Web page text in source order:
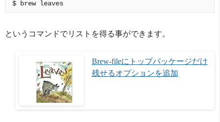
というコマンドでリストを得る事ができます。
Brew-fileにトップパッケージだけ
残せるオプションを追加